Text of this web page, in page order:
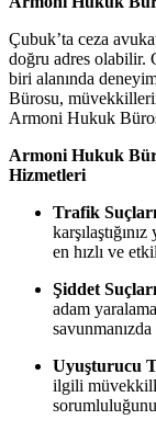
Çubuk’ta ceza
doğru adres olabilir.
biri alanında
Bürosu,
Armoni Hukuk
Armoni Hukuk
Hizmetleri
Trafik
en hızlı ve
Şiddet
adam
Uyuşturucu
ilgili